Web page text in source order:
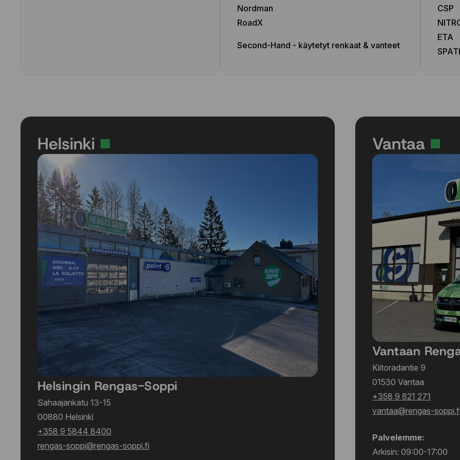
Nordman
RoadX
Second-Hand - käytetyt renkaat & vanteet
CSP
ETA
Helsinki
Helsingin Rengas-Soppi
Sahaajankatu 13-15
00880 Helsinki
+358 9 5844 8400
rengas-soppi@rengas-soppi.fi
Vantaa
Vantaan
Kiitoradantie 9
01530 Vantaa
+358 9 821 271
vantaa@rengas-
Palvelemme:
Arkisin: 09:00-17:00